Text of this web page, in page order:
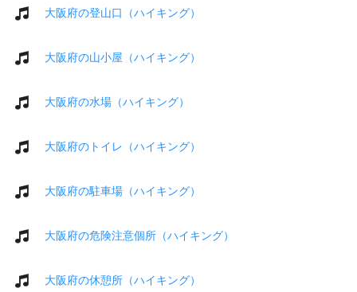
大阪府の登山口（ハイキング）
大阪府の山小屋（ハイキング）
大阪府の水場（ハイキング）
大阪府のトイレ（ハイキング）
大阪府の駐車場（ハイキング）
大阪府の危険注意個所（ハイキング）
大阪府の休憩所（ハイキング）